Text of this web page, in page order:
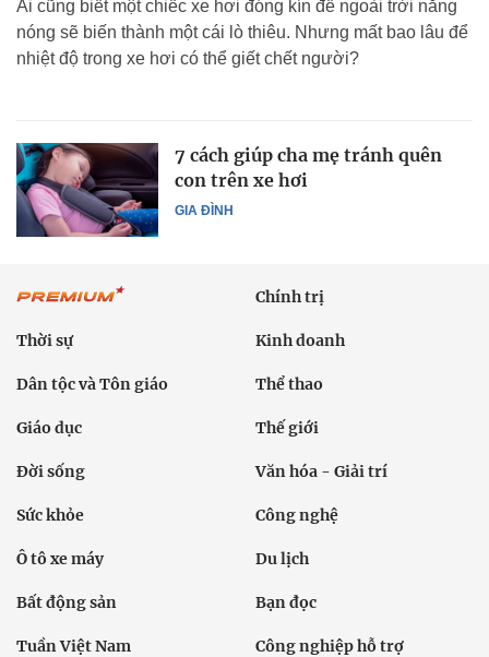
Ai cũng biết một chiếc xe hơi đóng kín để ngoài trời nắng
nóng sẽ biến thành một cái lò thiêu. Nhưng mất bao lâu để
nhiệt độ trong xe hơi có thể giết chết người?
GIA ĐÌNH
7 cách giúp cha mẹ tránh quên
con trên xe hơi
Chính trị
Thời sự Kinh doanh
Dân tộc và Tôn giáo Thể thao
Giáo dục Thế giới
Đời sống Văn hóa - Giải trí
Sức khỏe Công nghệ
Ô tô xe máy Du lịch
Bất động sản Bạn đọc
Tuần Việt Nam Công nghiệp hỗ trợ